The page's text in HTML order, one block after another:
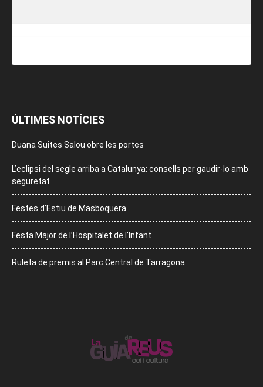
ÚLTIMES NOTÍCIES
Duana Suites Salou obre les portes
L’eclipsi del segle arriba a Catalunya: consells per gaudir-lo amb
seguretat
Festes d’Estiu de Masboquera
Festa Major de l’Hospitalet de l’Infant
Ruleta de premis al Parc Central de Tarragona